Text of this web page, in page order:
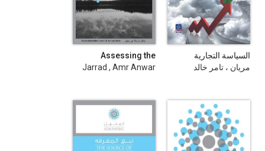
السياسة التجارية
الخارجية
مريان ، تامر خالد
Assessing the
Possible Effects of a
Trade with China
Jarrad , Amr Anwar